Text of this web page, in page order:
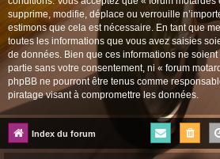
supprime, modifie, déplace ou verrouille
estimons que cela est nécessaire. En tant que
toutes les informations que vous avez saisies
de données. Bien que ces informations ne
partie sans votre consentement, ni « forum
phpBB ne pourront être tenus comme
piratage visant à compromettre les données.
Index du forum